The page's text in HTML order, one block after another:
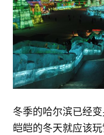
冬季的哈尔滨已经
皑皑的冬天就应该